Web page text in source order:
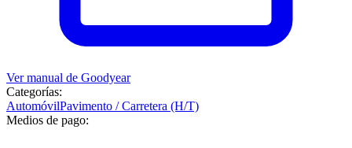
Ver manual de Goodyear
Categorías:
AutomóvilPavimento / Carretera (H/T)
Medios de pago: